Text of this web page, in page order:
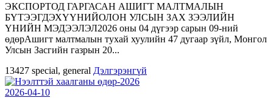
ЭКСПОРТОД ГАРГАСАН АШИГТ МАЛТМАЛЫН
БҮТЭЭГДЭХҮҮНИЙОЛОН УЛСЫН ЗАХ ЗЭЭЛИЙН
ҮНИЙН МЭДЭЭЛЭЛ2026 оны 04 дүгээр сарын 09-ний
өдөрАшигт малтмалын тухай хуулийн 47 дугаар зүйл, Монгол
Улсын Засгийн газрын 20...
13427 special, general Дэлгэрэнгүй
2026-04-10